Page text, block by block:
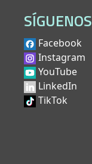
SÍGUENOS
Facebook
Instagram
YouTube
LinkedIn
TikTok